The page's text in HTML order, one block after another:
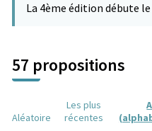
La 4ème édition débute
57 propositions
Aléatoire
Les plus
récentes